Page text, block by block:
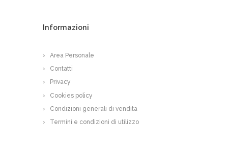
Informazioni
Area Personale
Contatti
Privacy
Cookies policy
Condizioni generali di vendita
Termini e condizioni di utilizzo